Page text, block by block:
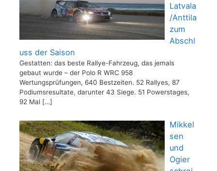
Latvala
/Anttila
zum
Abschl
uss der Saison
Gestatten: das beste Rallye-Fahrzeug, das jemals
gebaut wurde – der Polo R WRC 958
Wertungsprüfungen, 640 Bestzeiten. 52 Rallyes, 87
Podiumsresultate, darunter 43 Siege. 51 Powerstages,
92 Mal […]
Mikkel
sen
und
Ogier